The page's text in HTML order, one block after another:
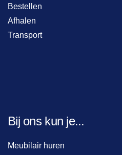
Bestellen
Afhalen
Transport
Bij ons kun je...
Meubilair huren